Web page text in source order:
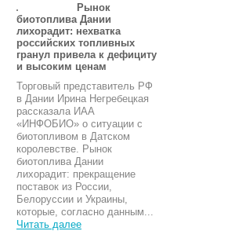
Рынок
биотоплива Дании
лихорадит: нехватка
российских топливных
гранул привела к дефициту
и высоким ценам
Торговый представитель РФ
в Дании Ирина Негребецкая
рассказала ИАА
«ИНФОБИО» о ситуации с
биотопливом в Датском
королевстве. Рынок
биотоплива Дании
лихорадит: прекращение
поставок из России,
Белоруссии и Украины,
которые, согласно данным...
Читать далее